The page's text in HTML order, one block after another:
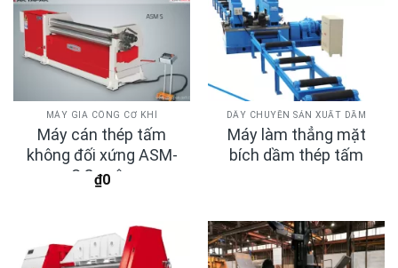
MÁY GIA CÔNG CƠ KHÍ
Máy cán thép tấm
không đối xứng ASM-
S 3 cuộn
₫0
DÂY CHUYỀN SẢN XUẤT DẦM
Máy làm thẳng mặt
bích dầm thép tấm